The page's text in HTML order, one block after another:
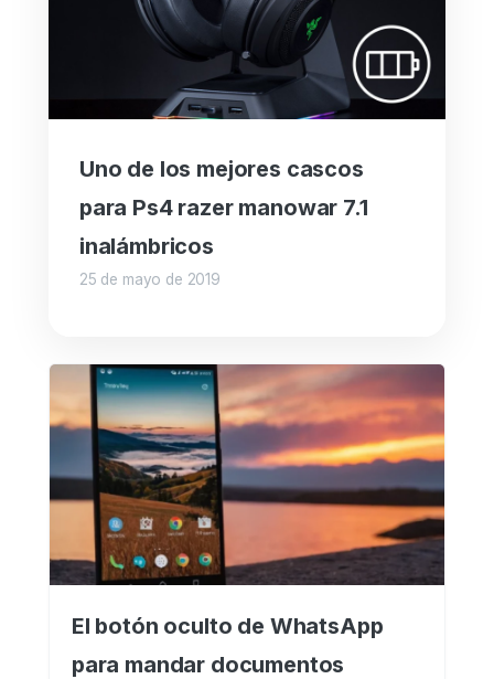
Uno de los mejores cascos
para Ps4 razer manowar 7.1
inalámbricos
25 de mayo de 2019
El botón oculto de WhatsApp
para mandar documentos